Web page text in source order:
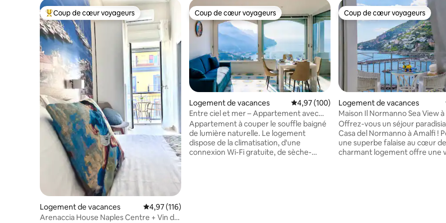
Coups de cœur voyageurs les plus appréciés
Coup de cœur voyageurs
Logement de vacances Évaluation moyenne sur la base de 116 commentaires : 4,97 sur 5
4,97 (116)
Arenaccia House Naples Centre + Vin de
Coup de cœur voyageurs
Coup de cœur voyageurs
Logement de vacances Évaluation moyenne sur la base de 100
4,97 (100)
Entre ciel et mer – Appartement avec
vue sur la mer à Ravello
Appartement à couper le souffle baigné
de lumière naturelle. Le logement
dispose de la climatisation, d'une
connexion Wi-Fi gratuite, de sèche-
Coup de cœur voyageurs
Coup de cœur voyageurs
Logement de vacances
Maison Il Normanno Sea View
centre 2B2B
Offrez-vous un séjour
Casa del Normanno à Amalfi !
une superbe falaise au cœur
charmant logement offre une